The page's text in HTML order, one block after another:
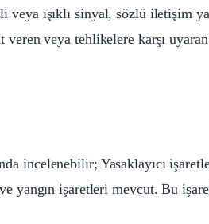
veya ışıklı sinyal, sözlü iletişim
veya tehlikelere karşı
incelenebilir; Yasaklayıcı
yangın işaretleri mevcut. Bu